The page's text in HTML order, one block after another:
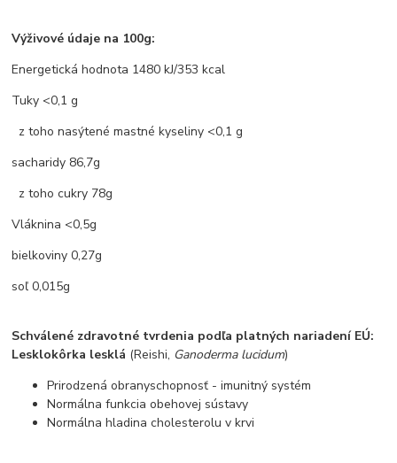
Výživové údaje na 100g:
Energetická hodnota 1480 kJ/353 kcal
Tuky <0,1 g
z toho nasýtené mastné kyseliny <0,1 g
sacharidy 86,7g
z toho cukry 78g
Vláknina <0,5g
bielkoviny 0,27g
soľ 0,015g
Schválené zdravotné tvrdenia podľa platných nariadení EÚ:
Lesklokôrka lesklá (Reishi, Ganoderma lucidum)
Prirodzená obranyschopnosť - imunitný systém
Normálna funkcia obehovej sústavy
Normálna hladina cholesterolu v krvi